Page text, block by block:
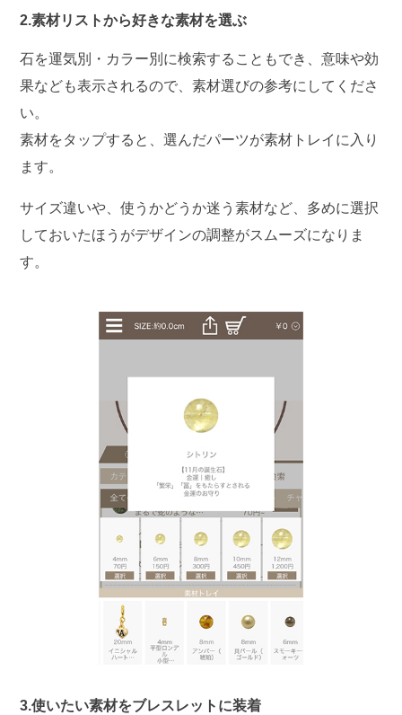
2.素材リストから好きな素材を選ぶ
石を運気別・カラー別に検索することもでき、意味や効
果なども表示されるので、素材選びの参考にしてくださ
い。
素材をタップすると、選んだパーツが素材トレイに入り
ます。
サイズ違いや、使うかどうか迷う素材など、多めに選択
しておいたほうがデザインの調整がスムーズになりま
す。
3.使いたい素材をブレスレットに装着